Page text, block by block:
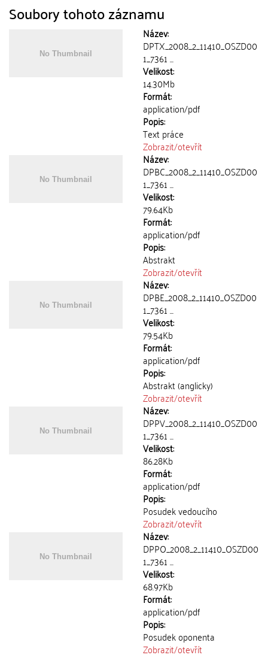
Soubory tohoto záznamu
Název:
DPTX_2008_2_11410_OSZD00
1_7361 ...
Velikost:
14.30Mb
Formát:
application/pdf
Popis:
Text práce
Zobrazit/otevřít
Název:
DPBC_2008_2_11410_OSZD00
1_7361 ...
Velikost:
79.64Kb
Formát:
application/pdf
Popis:
Abstrakt
Zobrazit/otevřít
Název:
DPBE_2008_2_11410_OSZD00
1_7361 ...
Velikost:
79.54Kb
Formát:
application/pdf
Popis:
Abstrakt (anglicky)
Zobrazit/otevřít
Název:
DPPV_2008_2_11410_OSZD00
1_7361 ...
Velikost:
86.28Kb
Formát:
application/pdf
Popis:
Posudek vedoucího
Zobrazit/otevřít
Název:
DPPO_2008_2_11410_OSZD00
1_7361 ...
Velikost:
68.97Kb
Formát:
application/pdf
Popis:
Posudek oponenta
Zobrazit/otevřít